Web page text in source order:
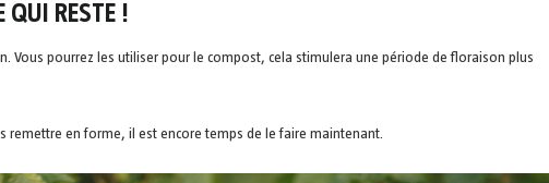
QUI RESTE !
Vous pourrez les utiliser pour le compost, cela stimulera une période de floraison plus
remettre en forme, il est encore temps de le faire maintenant.